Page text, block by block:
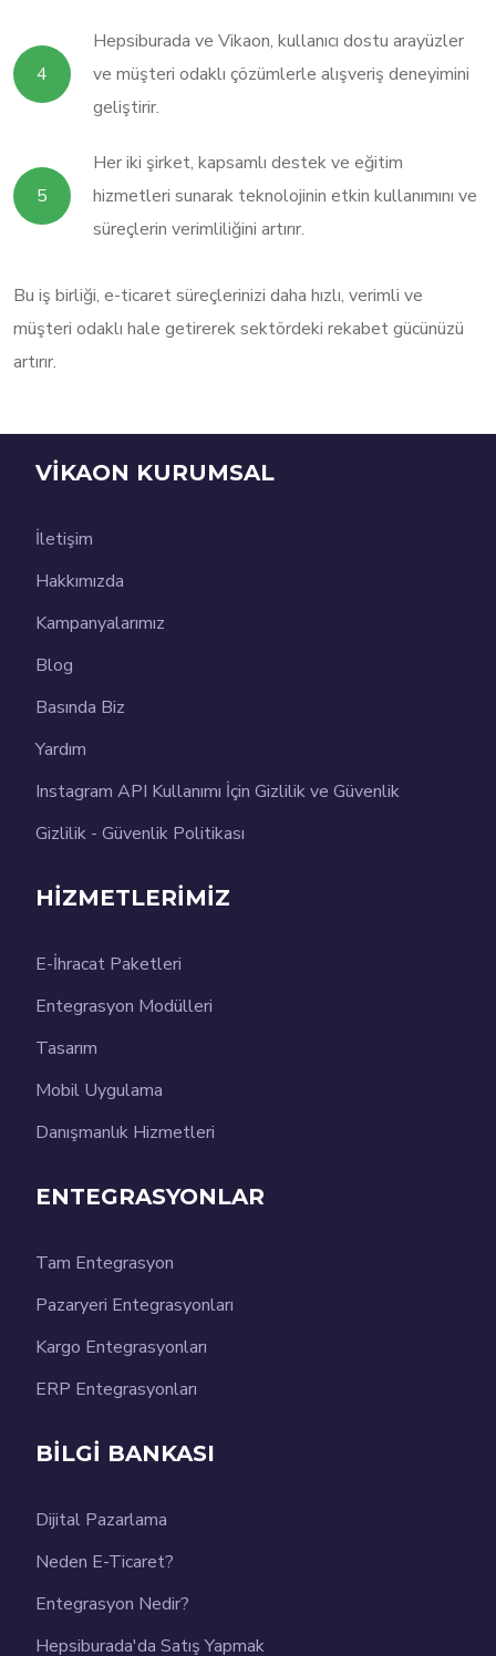
Hepsiburada ve Vikaon, kullanıcı dostu arayüzler
ve müşteri odaklı çözümlerle alışveriş deneyimini
geliştirir.
Her iki şirket, kapsamlı destek ve eğitim
hizmetleri sunarak teknolojinin etkin kullanımını ve
süreçlerin verimliliğini artırır.
Bu iş birliği, e-ticaret süreçlerinizi daha hızlı, verimli ve
müşteri odaklı hale getirerek sektördeki rekabet gücünüzü
artırır.
VİKAON KURUMSAL
İletişim
Hakkımızda
Kampanyalarımız
Blog
Basında Biz
Yardım
Instagram API Kullanımı İçin Gizlilik ve Güvenlik
Gizlilik - Güvenlik Politikası
HİZMETLERİMİZ
E-İhracat Paketleri
Entegrasyon Modülleri
Tasarım
Mobil Uygulama
Danışmanlık Hizmetleri
ENTEGRASYONLAR
Tam Entegrasyon
Pazaryeri Entegrasyonları
Kargo Entegrasyonları
ERP Entegrasyonları
BİLGİ BANKASI
Dijital Pazarlama
Neden E-Ticaret?
Entegrasyon Nedir?
Hepsiburada'da Satış Yapmak